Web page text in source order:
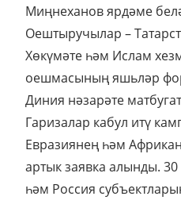
Миңнеханов ярдәме
Оештыручылар –
Хөкүмәте һәм Ислам
оешмасының яшьләр
Диния нәзарәте
Гаризалар кабул итү
Евразиянең һәм
артык заявка алынды.
һәм Россия